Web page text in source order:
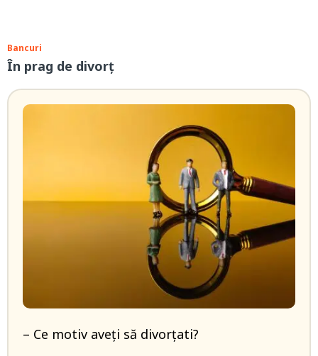
Bancuri
În prag de divorț
– Ce motiv aveți să divorțati?